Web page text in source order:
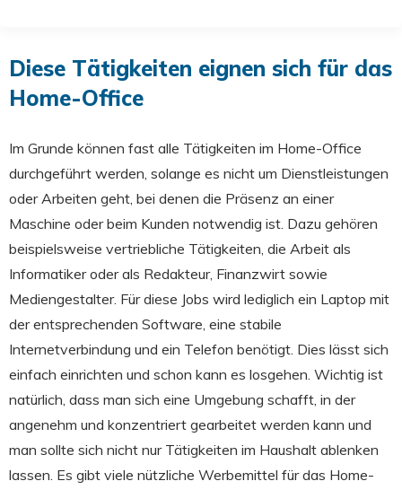
Diese Tätigkeiten eignen sich für das
Home-Office
Im Grunde können fast alle Tätigkeiten im Home-Office
durchgeführt werden, solange es nicht um Dienstleistungen
oder Arbeiten geht, bei denen die Präsenz an einer
Maschine oder beim Kunden notwendig ist. Dazu gehören
beispielsweise vertriebliche Tätigkeiten, die Arbeit als
Informatiker oder als Redakteur, Finanzwirt sowie
Mediengestalter. Für diese Jobs wird lediglich ein Laptop mit
der entsprechenden Software, eine stabile
Internetverbindung und ein Telefon benötigt. Dies lässt sich
einfach einrichten und schon kann es losgehen. Wichtig ist
natürlich, dass man sich eine Umgebung schafft, in der
angenehm und konzentriert gearbeitet werden kann und
man sollte sich nicht nur Tätigkeiten im Haushalt ablenken
lassen. Es gibt viele nützliche Werbemittel für das Home-